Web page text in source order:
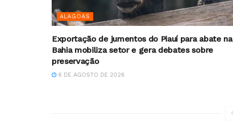
ALAGOAS
Exportação de jumentos do Piauí para abate na
Bahia mobiliza setor e gera debates sobre
preservação
6 DE AGOSTO DE 2026